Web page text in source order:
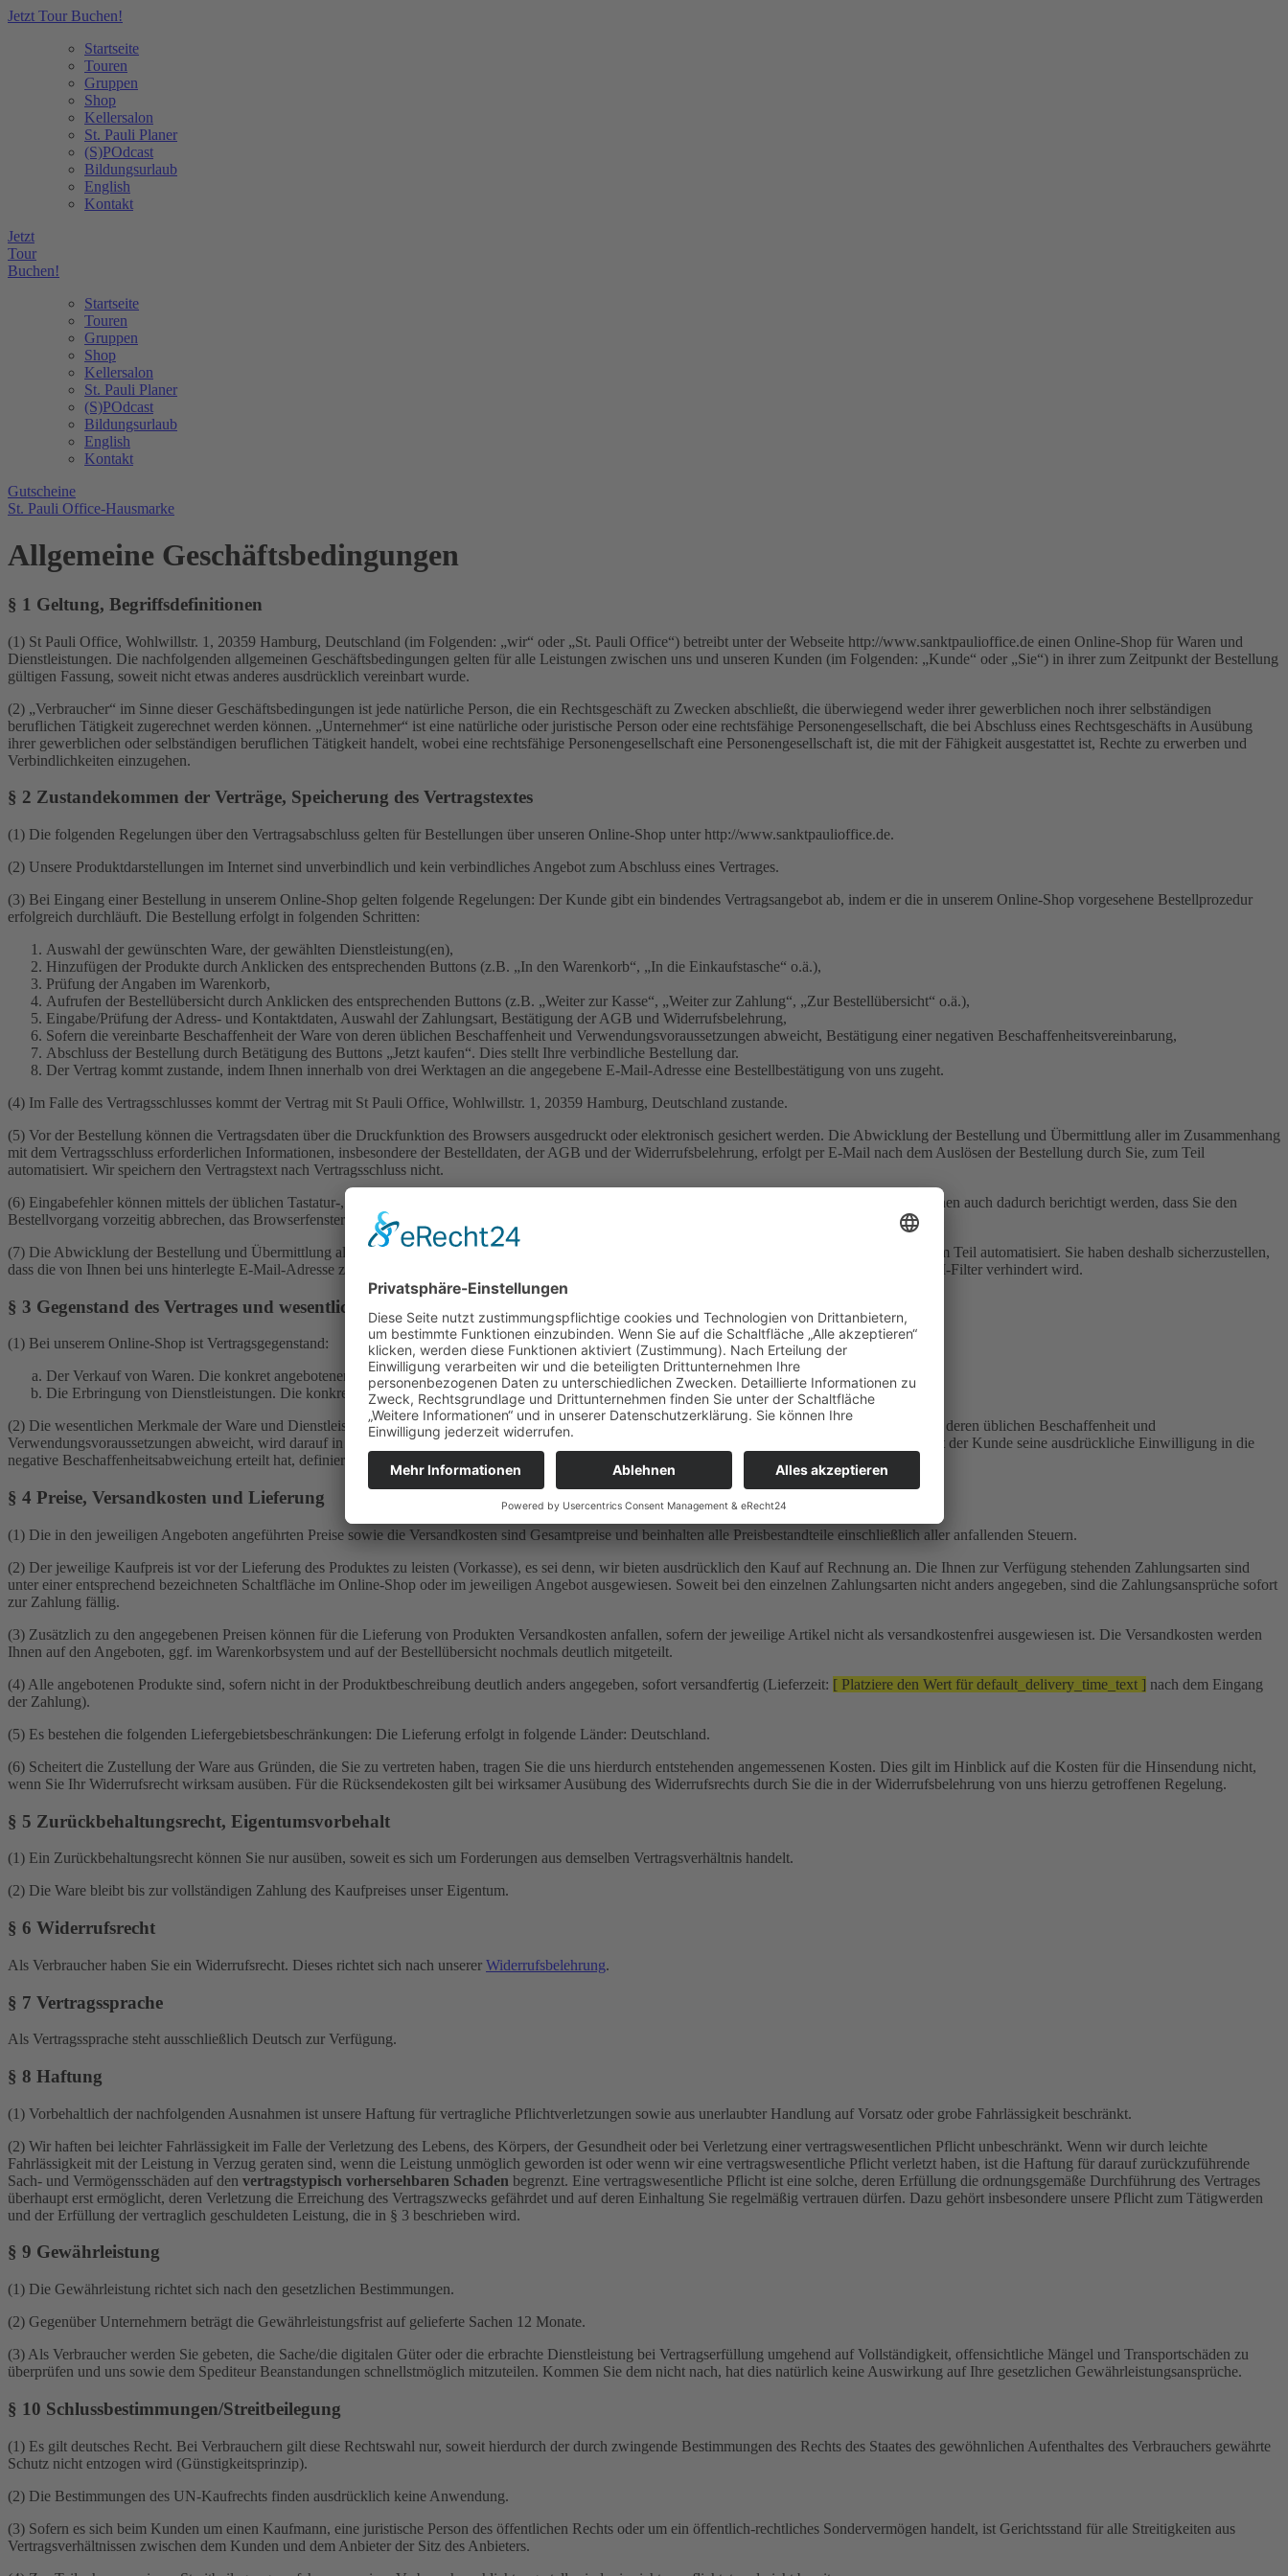
Jetzt Tour Buchen!
Startseite
Touren
Gruppen
Shop
Kellersalon
St. Pauli Planer
(S)POdcast
Bildungsurlaub
English
Kontakt
Jetzt
Tour
Buchen!
Startseite
Touren
Gruppen
Shop
Kellersalon
St. Pauli Planer
(S)POdcast
Bildungsurlaub
English
Kontakt
Gutscheine
St. Pauli Office-Hausmarke
Allgemeine Geschäftsbedingungen
§ 1 Geltung, Begriffsdefinitionen
(1) St Pauli Office, Wohlwillstr. 1, 20359 Hamburg, Deutschland (im Folgenden: „wir“ oder „St. Pauli Office“) betreibt unter der Webseite http://www.sanktpaulioffice.de einen Online-Shop für Waren und
Dienstleistungen. Die nachfolgenden allgemeinen Geschäftsbedingungen gelten für alle Leistungen zwischen uns und unseren Kunden (im Folgenden: „Kunde“ oder „Sie“) in ihrer zum Zeitpunkt der Bestellung
gültigen Fassung, soweit nicht etwas anderes ausdrücklich vereinbart wurde.
(2) „Verbraucher“ im Sinne dieser Geschäftsbedingungen ist jede natürliche Person, die ein Rechtsgeschäft zu Zwecken abschließt, die überwiegend weder ihrer gewerblichen noch ihrer selbständigen
beruflichen Tätigkeit zugerechnet werden können. „Unternehmer“ ist eine natürliche oder juristische Person oder eine rechtsfähige Personengesellschaft, die bei Abschluss eines Rechtsgeschäfts in Ausübung
ihrer gewerblichen oder selbständigen beruflichen Tätigkeit handelt, wobei eine rechtsfähige Personengesellschaft eine Personengesellschaft ist, die mit der Fähigkeit ausgestattet ist, Rechte zu erwerben und
Verbindlichkeiten einzugehen.
§ 2 Zustandekommen der Verträge, Speicherung des Vertragstextes
(1) Die folgenden Regelungen über den Vertragsabschluss gelten für Bestellungen über unseren Online-Shop unter http://www.sanktpaulioffice.de.
(2) Unsere Produktdarstellungen im Internet sind unverbindlich und kein verbindliches Angebot zum Abschluss eines Vertrages.
(3) Bei Eingang einer Bestellung in unserem Online-Shop gelten folgende Regelungen: Der Kunde gibt ein bindendes Vertragsangebot ab, indem er die in unserem Online-Shop vorgesehene Bestellprozedur
erfolgreich durchläuft. Die Bestellung erfolgt in folgenden Schritten:
Auswahl der gewünschten Ware, der gewählten Dienstleistung(en),
Hinzufügen der Produkte durch Anklicken des entsprechenden Buttons (z.B. „In den Warenkorb“, „In die Einkaufstasche“ o.ä.),
Prüfung der Angaben im Warenkorb,
Aufrufen der Bestellübersicht durch Anklicken des entsprechenden Buttons (z.B. „Weiter zur Kasse“, „Weiter zur Zahlung“, „Zur Bestellübersicht“ o.ä.),
Eingabe/Prüfung der Adress- und Kontaktdaten, Auswahl der Zahlungsart, Bestätigung der AGB und Widerrufsbelehrung,
Sofern die vereinbarte Beschaffenheit der Ware von deren üblichen Beschaffenheit und Verwendungsvoraussetzungen abweicht, Bestätigung einer negativen Beschaffenheitsvereinbarung,
Abschluss der Bestellung durch Betätigung des Buttons „Jetzt kaufen“. Dies stellt Ihre verbindliche Bestellung dar.
Der Vertrag kommt zustande, indem Ihnen innerhalb von drei Werktagen an die angegebene E-Mail-Adresse eine Bestellbestätigung von uns zugeht.
(4) Im Falle des Vertragsschlusses kommt der Vertrag mit St Pauli Office, Wohlwillstr. 1, 20359 Hamburg, Deutschland zustande.
(5) Vor der Bestellung können die Vertragsdaten über die Druckfunktion des Browsers ausgedruckt oder elektronisch gesichert werden. Die Abwicklung der Bestellung und Übermittlung aller im Zusammenhang
mit dem Vertragsschluss erforderlichen Informationen, insbesondere der Bestelldaten, der AGB und der Widerrufsbelehrung, erfolgt per E-Mail nach dem Auslösen der Bestellung durch Sie, zum Teil
automatisiert. Wir speichern den Vertragstext nach Vertragsschluss nicht.
(6) Eingabefehler können mittels der üblichen Tastatur-, Maus- und Browser-Funktionen (z.B. »Zurück-Button« des Browsers) berichtigt werden. Sie können auch dadurch berichtigt werden, dass Sie den
Bestellvorgang vorzeitig abbrechen, das Browserfenster schließen und den Vorgang wiederholen.
(7) Die Abwicklung der Bestellung und Übermittlung aller im Zusammenhang mit dem Vertragsschluss erforderlichen Informationen erfolgt per E-Mail zum Teil automatisiert. Sie haben deshalb sicherzustellen,
dass die von Ihnen bei uns hinterlegte E-Mail-Adresse zutreffend ist, der Empfang der E-Mails technisch sichergestellt und insbesondere nicht durch SPAM-Filter verhindert wird.
§ 3 Gegenstand des Vertrages und wesentliche Merkmale der Produkte
(1) Bei unserem Online-Shop ist Vertragsgegenstand:
Der Verkauf von Waren. Die konkret angebotenen Waren können Sie unseren Artikelseiten entnehmen.
Die Erbringung von Dienstleistungen. Die konkret angebotenen Dienstleistungen können Sie unseren Artikelseiten entnehmen.
(2) Die wesentlichen Merkmale der Ware und Dienstleistungen finden sich in der Artikelbeschreibung. Sofern die vereinbarte Beschaffenheit der Ware von deren üblichen Beschaffenheit und
Verwendungsvoraussetzungen abweicht, wird darauf in der Artikelbeschreibung ausdrücklich hingewiesen (negative Beschaffenheitsvereinbarung). Soweit der Kunde seine ausdrückliche Einwilligung in die
negative Beschaffenheitsabweichung erteilt hat, definiert diese den Vertragsgegenstand.
§ 4 Preise, Versandkosten und Lieferung
(1) Die in den jeweiligen Angeboten angeführten Preise sowie die Versandkosten sind Gesamtpreise und beinhalten alle Preisbestandteile einschließlich aller anfallenden Steuern.
(2) Der jeweilige Kaufpreis ist vor der Lieferung des Produktes zu leisten (Vorkasse), es sei denn, wir bieten ausdrücklich den Kauf auf Rechnung an. Die Ihnen zur Verfügung stehenden Zahlungsarten sind
unter einer entsprechend bezeichneten Schaltfläche im Online-Shop oder im jeweiligen Angebot ausgewiesen. Soweit bei den einzelnen Zahlungsarten nicht anders angegeben, sind die Zahlungsansprüche sofort
zur Zahlung fällig.
(3) Zusätzlich zu den angegebenen Preisen können für die Lieferung von Produkten Versandkosten anfallen, sofern der jeweilige Artikel nicht als versandkostenfrei ausgewiesen ist. Die Versandkosten werden
Ihnen auf den Angeboten, ggf. im Warenkorbsystem und auf der Bestellübersicht nochmals deutlich mitgeteilt.
(4) Alle angebotenen Produkte sind, sofern nicht in der Produktbeschreibung deutlich anders angegeben, sofort versandfertig (Lieferzeit: [ Platziere den Wert für default_delivery_time_text ] nach dem Eingang
der Zahlung).
(5) Es bestehen die folgenden Liefergebietsbeschränkungen: Die Lieferung erfolgt in folgende Länder: Deutschland.
(6) Scheitert die Zustellung der Ware aus Gründen, die Sie zu vertreten haben, tragen Sie die uns hierdurch entstehenden angemessenen Kosten. Dies gilt im Hinblick auf die Kosten für die Hinsendung nicht,
wenn Sie Ihr Widerrufsrecht wirksam ausüben. Für die Rücksendekosten gilt bei wirksamer Ausübung des Widerrufsrechts durch Sie die in der Widerrufsbelehrung von uns hierzu getroffenen Regelung.
§ 5 Zurückbehaltungsrecht, Eigentumsvorbehalt
(1) Ein Zurückbehaltungsrecht können Sie nur ausüben, soweit es sich um Forderungen aus demselben Vertragsverhältnis handelt.
(2) Die Ware bleibt bis zur vollständigen Zahlung des Kaufpreises unser Eigentum.
§ 6 Widerrufsrecht
Als Verbraucher haben Sie ein Widerrufsrecht. Dieses richtet sich nach unserer Widerrufsbelehrung.
§ 7 Vertragssprache
Als Vertragssprache steht ausschließlich Deutsch zur Verfügung.
§ 8 Haftung
(1) Vorbehaltlich der nachfolgenden Ausnahmen ist unsere Haftung für vertragliche Pflichtverletzungen sowie aus unerlaubter Handlung auf Vorsatz oder grobe Fahrlässigkeit beschränkt.
(2) Wir haften bei leichter Fahrlässigkeit im Falle der Verletzung des Lebens, des Körpers, der Gesundheit oder bei Verletzung einer vertragswesentlichen Pflicht unbeschränkt. Wenn wir durch leichte
Fahrlässigkeit mit der Leistung in Verzug geraten sind, wenn die Leistung unmöglich geworden ist oder wenn wir eine vertragswesentliche Pflicht verletzt haben, ist die Haftung für darauf zurückzuführende
Sach- und Vermögensschäden auf den vertragstypisch vorhersehbaren Schaden begrenzt. Eine vertragswesentliche Pflicht ist eine solche, deren Erfüllung die ordnungsgemäße Durchführung des Vertrages
überhaupt erst ermöglicht, deren Verletzung die Erreichung des Vertragszwecks gefährdet und auf deren Einhaltung Sie regelmäßig vertrauen dürfen. Dazu gehört insbesondere unsere Pflicht zum Tätigwerden
und der Erfüllung der vertraglich geschuldeten Leistung, die in § 3 beschrieben wird.
§ 9 Gewährleistung
(1) Die Gewährleistung richtet sich nach den gesetzlichen Bestimmungen.
(2) Gegenüber Unternehmern beträgt die Gewährleistungsfrist auf gelieferte Sachen 12 Monate.
(3) Als Verbraucher werden Sie gebeten, die Sache/die digitalen Güter oder die erbrachte Dienstleistung bei Vertragserfüllung umgehend auf Vollständigkeit, offensichtliche Mängel und Transportschäden zu
überprüfen und uns sowie dem Spediteur Beanstandungen schnellstmöglich mitzuteilen. Kommen Sie dem nicht nach, hat dies natürlich keine Auswirkung auf Ihre gesetzlichen Gewährleistungsansprüche.
§ 10 Schlussbestimmungen/Streitbeilegung
(1) Es gilt deutsches Recht. Bei Verbrauchern gilt diese Rechtswahl nur, soweit hierdurch der durch zwingende Bestimmungen des Rechts des Staates des gewöhnlichen Aufenthaltes des Verbrauchers gewährte
Schutz nicht entzogen wird (Günstigkeitsprinzip).
(2) Die Bestimmungen des UN-Kaufrechts finden ausdrücklich keine Anwendung.
(3) Sofern es sich beim Kunden um einen Kaufmann, eine juristische Person des öffentlichen Rechts oder um ein öffentlich-rechtliches Sondervermögen handelt, ist Gerichtsstand für alle Streitigkeiten aus
Vertragsverhältnissen zwischen dem Kunden und dem Anbieter der Sitz des Anbieters.